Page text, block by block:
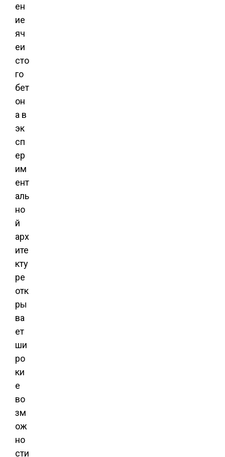
ен
ие
яч
еи
сто
го
бет
он
а в
эк
сп
ер
им
ент
аль
но
й
арх
ите
кту
ре
отк
ры
ва
ет
ши
ро
ки
е
во
зм
ож
но
сти